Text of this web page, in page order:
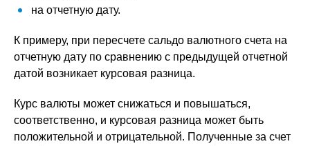
на отчетную дату.
К примеру, при пересчете сальдо валютного счета на
отчетную дату по сравнению с предыдущей отчетной
датой возникает курсовая разница.
Курс валюты может снижаться и повышаться,
соответственно, и курсовая разница может быть
положительной и отрицательной. Полученные за счет